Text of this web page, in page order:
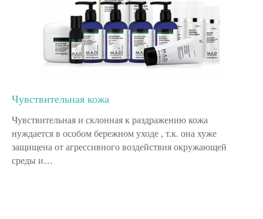
Чувствительная кожа
Чувствительная и склонная к раздражению кожа
нуждается в особом бережном уходе , т.к. она хуже
защищена от агрессивного воздействия окружающей
среды и…